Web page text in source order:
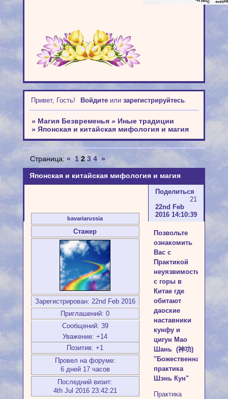
Привет, Гость! Войдитеили зарегистрируйтесь.
» Магия Безвременья » Иные традиции
» Японская и китайская мифология и магия
Японская и китайская мифология и магия
Страница: « 1 2 3 4 »
Поделиться
21
22nd Feb
2016 14:10:39
bavariarussia
Стажер
Зарегистрирован: 22nd Feb 2016
Приглашений: 0
Сообщений: 39
Уважение: +14
Позитив: +1
Провел на форуме:
6 дней 17 часов
Последний визит:
4th Jul 2016 23:42:21
Позвольте
ознакомить
Вас с
Практикой
неуязвимости
с горы в
Китае где
обитают
даоские
наставники
кунфу и
цигун Мао
Шань (神功)
"Божественная
практика
Шэнь Кун"
Практика